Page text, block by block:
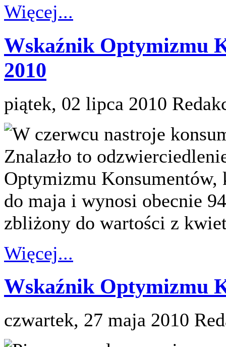
Więcej...
Wskaźnik Optymizmu
2010
piątek, 02 lipca 2010
W czerwcu nastroje
Znalazło to
Optymizmu Konsumentów,
do maja i wynosi obecnie
zbliżony do wartości z
Więcej...
Wskaźnik Optymizmu
czwartek, 27 maja 2010